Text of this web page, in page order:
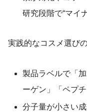
研究段階で“マイ
実践的なコスメ選び
製品ラベルで「
ーゲン」「ペプ
分子量が小さい